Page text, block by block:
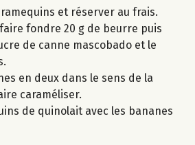
et réserver au frais.
fondre 20 g de beurre puis
de canne mascobado et le
en deux dans le sens de la
caraméliser.
de quinolait avec les bananes